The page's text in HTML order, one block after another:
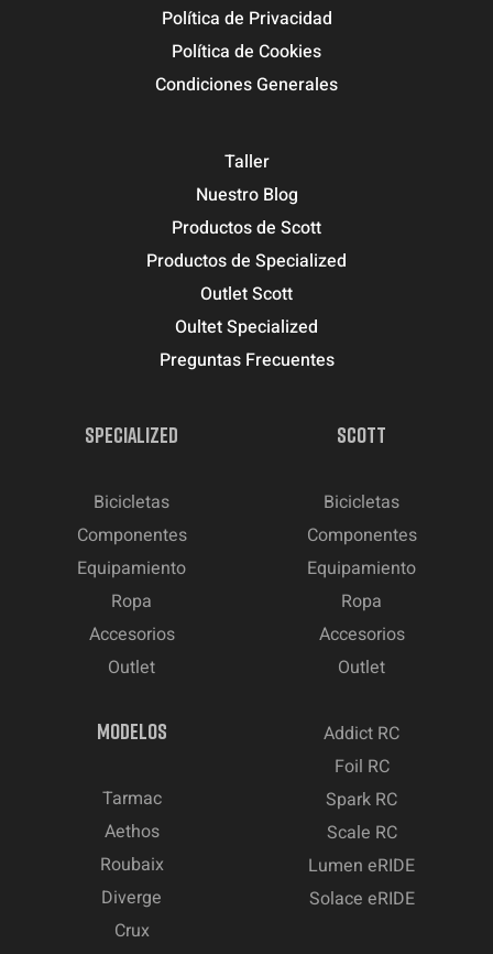
Política de Privacidad
Política de Cookies
Condiciones Generales
Taller
Nuestro Blog
Productos de Scott
Productos de Specialized
Outlet Scott
Oultet Specialized
Preguntas Frecuentes
SPECIALIZED
Bicicletas
Componentes
Equipamiento
Ropa
Accesorios
Outlet
SCOTT
Bicicletas
Componentes
Equipamiento
Ropa
Accesorios
Outlet
MODELOS
Tarmac
Aethos
Roubaix
Diverge
Crux
Addict RC
Foil RC
Spark RC
Scale RC
Lumen eRIDE
Solace eRIDE